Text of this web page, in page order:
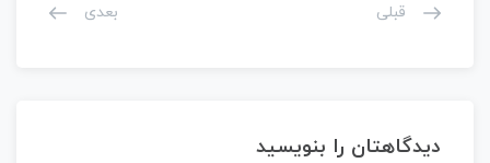
قبلی بعدی
دیدگاهتان را بنویسید